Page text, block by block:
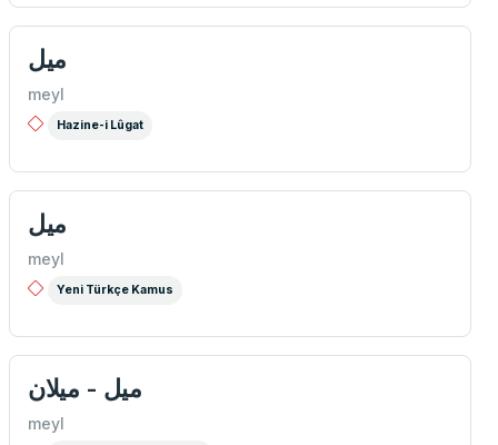
میل
meyl
Hazine-i Lûgat
میل
meyl
Yeni Türkçe Kamus
میل - میلان
meyl